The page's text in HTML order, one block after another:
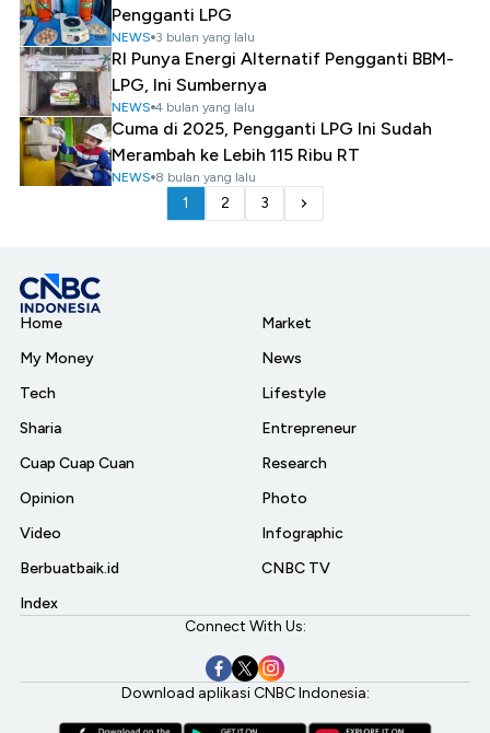
Pengganti LPG
NEWS 3 bulan yang lalu
RI Punya Energi Alternatif Pengganti BBM-
LPG, Ini Sumbernya
NEWS 4 bulan yang lalu
Cuma di 2025, Pengganti LPG Ini Sudah
Merambah ke Lebih 115 Ribu RT
NEWS 8 bulan yang lalu
1 2 3
Home
My Money
Tech
Sharia
Cuap Cuap Cuan
Opinion
Video
Berbuatbaik.id
Index
Market
News
Lifestyle
Entrepreneur
Research
Photo
Infographic
CNBC TV
Connect With Us:
Download aplikasi CNBC Indonesia: